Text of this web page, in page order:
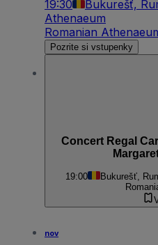
19:30 Bukurešť,
Athenaeum
Romanian
Pozrite si vstupenky
Concert Regal
19:00 Bukurešť,
nov